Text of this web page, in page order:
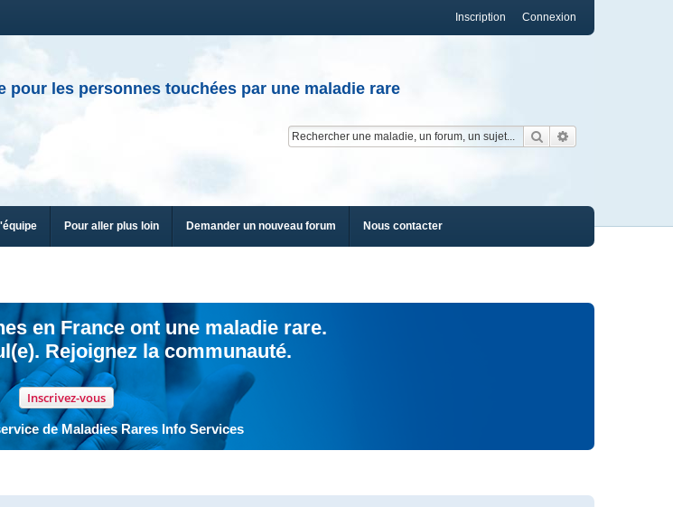
Connexion
Inscription
pour les personnes touchées par une maladie rare
Rechercher
Pour aller plus loin Demander un nouveau forum Nous contacter
en France ont une maladie rare.
Rejoignez la communauté.
Inscrivez-vous
de Maladies Rares Info Services